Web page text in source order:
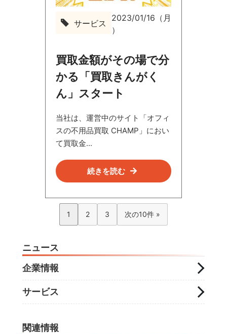
サ
ス
サービス
2023/01/16（月
）
買取金額がその場で分
かる「買取きんがく
ん」スタート
当社は、運営中のサイト「オフィ
スの不用品買取 CHAMP」におい
て買取金...
続きを読む
1 2 3 次の10件 »
ニュース
企業情報
サービス
関連情報